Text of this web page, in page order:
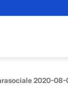
2020-